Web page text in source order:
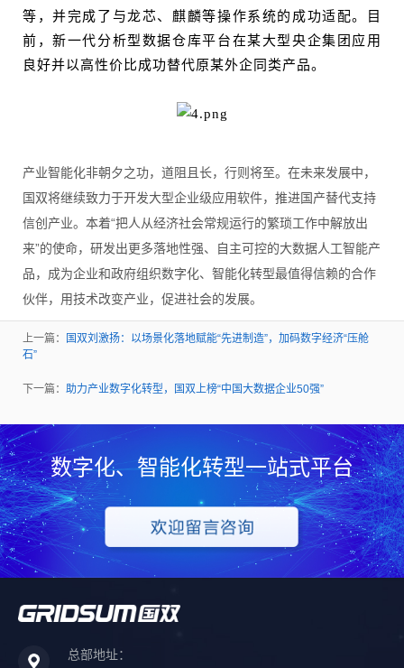
等，并完成了与龙芯、麒麟等操作系统的成功适配。目
前，新一代分析型数据仓库平台在某大型央企集团应用
良好并以高性价比成功替代原某外企同类产品。
产业智能化非朝夕之功，道阻且长，行则将至。在未来发展中，
国双将继续致力于开发大型企业级应用软件，推进国产替代支持
信创产业。本着“把人从经济社会常规运行的繁琐工作中解放出
来”的使命，研发出更多落地性强、自主可控的大数据人工智能产
品，成为企业和政府组织数字化、智能化转型最值得信赖的合作
伙伴，用技术改变产业，促进社会的发展。
上一篇：
国双刘激扬：以场景化落地赋能“先进制造”，加码数字经济“压舱
石”
下一篇： 助力产业数字化转型，国双上榜“中国大数据企业50强”
数字化、智能化转型一站式平台
总部地址：